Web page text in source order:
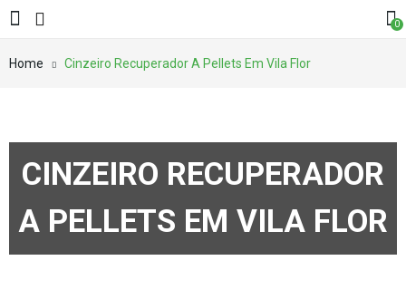
0
Home Cinzeiro Recuperador A Pellets Em Vila Flor
CINZEIRO RECUPERADOR
A PELLETS EM VILA FLOR